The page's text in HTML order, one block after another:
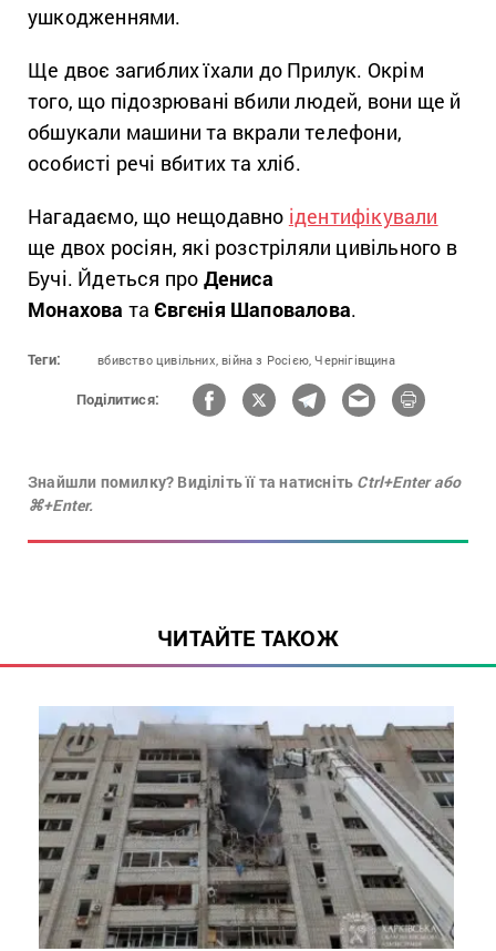
ушкодженнями.
Ще двоє загиблих їхали до Прилук. Окрім
того, що підозрювані вбили людей, вони ще й
обшукали машини та вкрали телефони,
особисті речі вбитих та хліб.
Нагадаємо, що нещодавно ідентифікували
ще двох росіян, які розстріляли цивільного в
Бучі. Йдеться про Дениса
Монахова та Євгєнія Шаповалова.
Теги: вбивство цивільних, війна з Росією, Чернігівщина
Поділитися:
Знайшли помилку? Виділіть її та натисніть Ctrl+Enter або
⌘+Enter.
ЧИТАЙТЕ ТАКОЖ